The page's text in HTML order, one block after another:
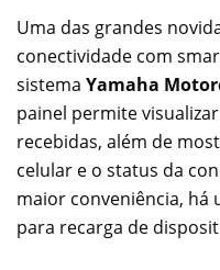
Uma das grandes
conectividade com
sistema Yamaha
painel permite
recebidas, além de
celular e o status da
maior conveniência, há
para recarga de